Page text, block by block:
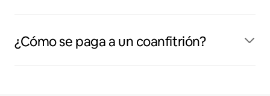
¿Cómo se paga a un coanfitrión?